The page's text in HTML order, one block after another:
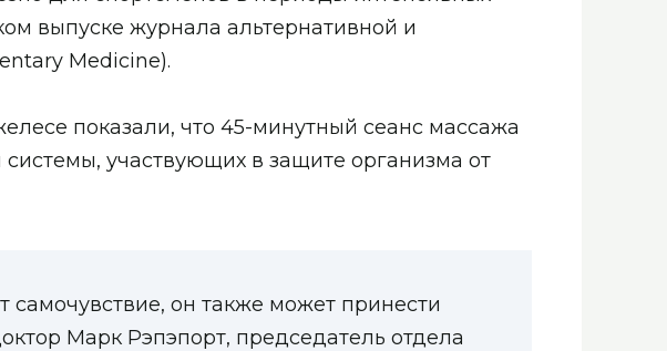
выпуске журнала альтернативной и
Medicine).
показали, что 45-минутный сеанс массажа
участвующих в защите организма от
самочувствие, он также может принести
Марк Рэпэпорт, председатель отдела